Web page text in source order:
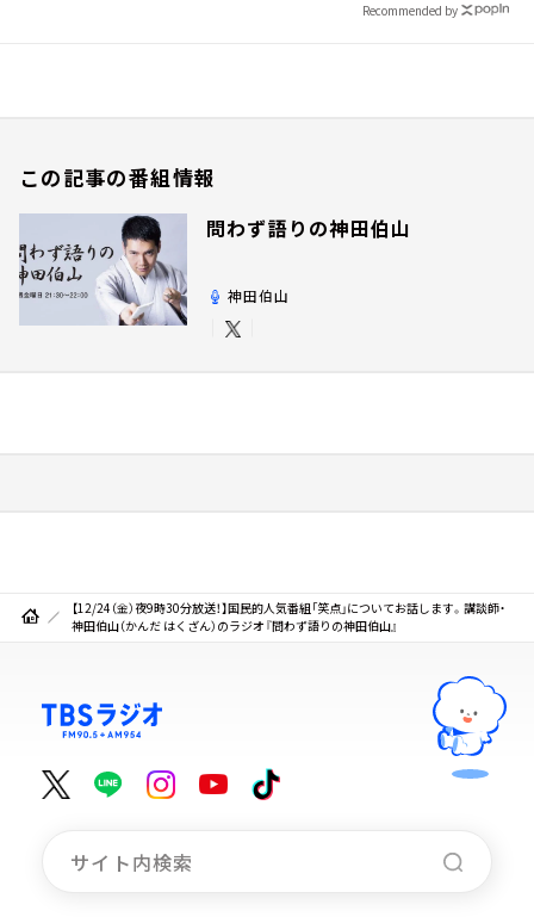
Recommended by
この記事の番組情報
問わず語りの神田伯山
神田伯山
【12/24（金）夜9時30分放送！】国民的人気番組「笑点」についてお話します。講談師・
神田伯山（かんだ はくざん）のラジオ『問わず語りの神田伯山』